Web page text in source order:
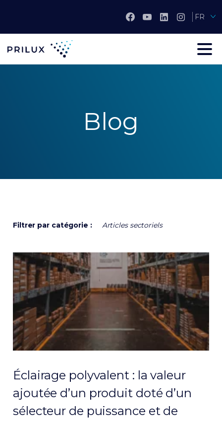
FR
Blog
Filtrer par catégorie : Articles sectoriels
Éclairage polyvalent : la valeur
ajoutée d’un produit doté d’un
sélecteur de puissance et de